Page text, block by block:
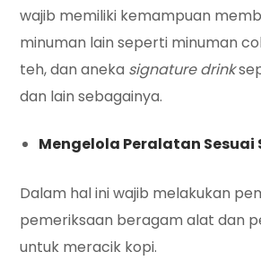
wajib memiliki kemampuan
minuman lain seperti minuman
teh, dan aneka signature drink
dan lain sebagainya.
Mengelola Peralatan Sesuai
Dalam hal ini wajib melakukan
pemeriksaan beragam alat dan
untuk meracik kopi.